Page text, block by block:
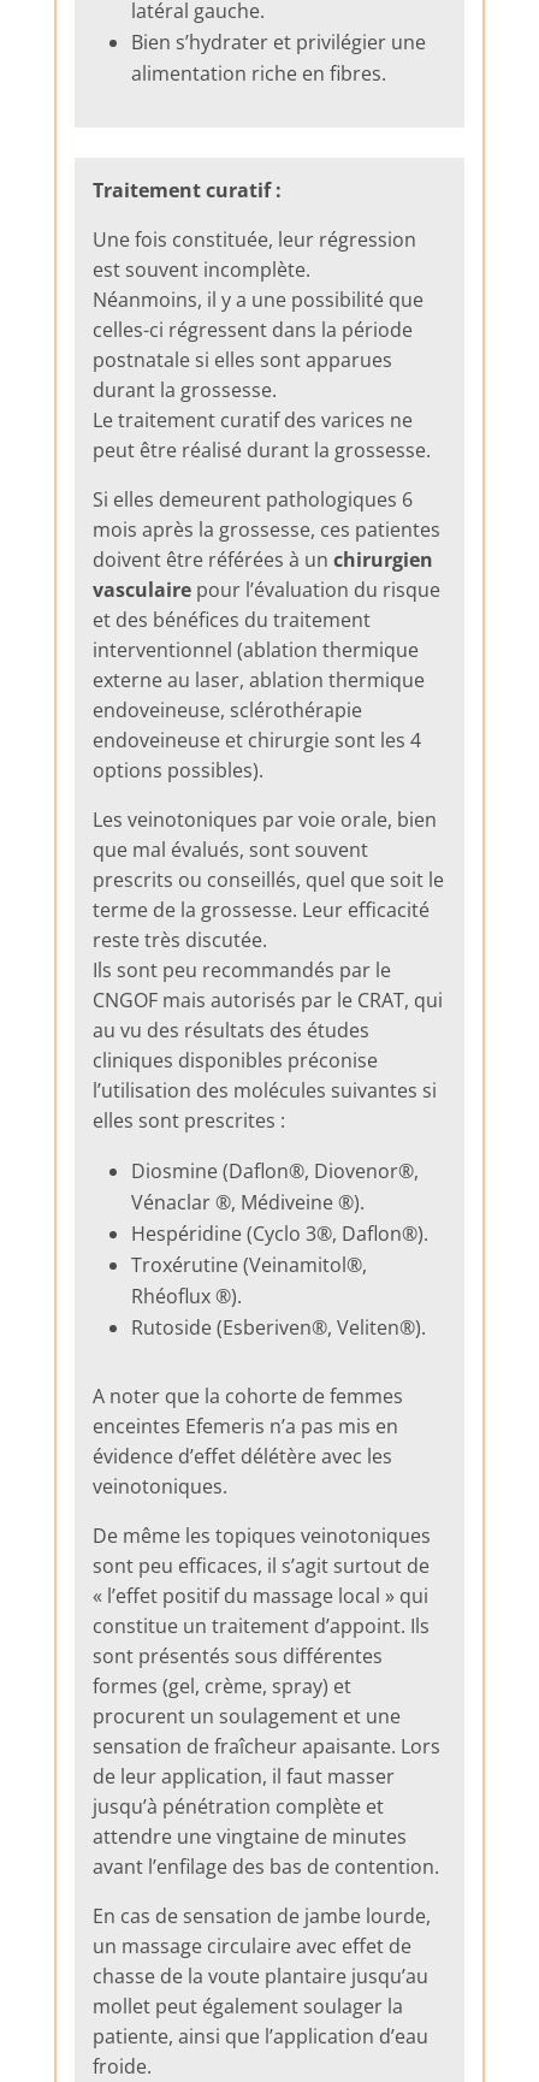
latéral gauche.
Bien s’hydrater et privilégier une
alimentation riche en fibres.
Traitement curatif :
Une fois constituée, leur régression
est souvent incomplète.
Néanmoins, il y a une possibilité que
celles-ci régressent dans la période
postnatale si elles sont apparues
durant la grossesse.
Le traitement curatif des varices ne
peut être réalisé durant la grossesse.
Si elles demeurent pathologiques 6
mois après la grossesse, ces patientes
doivent être référées à un chirurgien
vasculairepour l’évaluation du risque
et des bénéfices du traitement
interventionnel (ablation thermique
externe au laser, ablation thermique
endoveineuse, sclérothérapie
endoveineuse et chirurgie sont les 4
options possibles).
Les veinotoniques par voie orale, bien
que mal évalués, sont souvent
prescrits ou conseillés, quel que soit le
terme de la grossesse. Leur efficacité
reste très discutée.
Ils sont peu recommandés par le
CNGOF mais autorisés par le CRAT, qui
au vu des résultats des études
cliniques disponibles préconise
l’utilisation des molécules suivantes si
elles sont prescrites :
Diosmine (Daflon®, Diovenor®,
Vénaclar ®, Médiveine ®).
Hespéridine (Cyclo 3®, Daflon®).
Troxérutine (Veinamitol®,
Rhéoflux ®).
Rutoside (Esberiven®, Veliten®).
A noter que la cohorte de femmes
enceintes Efemeris n’a pas mis en
évidence d’effet délétère avec les
veinotoniques.
De même les topiques veinotoniques
sont peu efficaces, il s’agit surtout de
« l’effet positif du massage local » qui
constitue un traitement d’appoint. Ils
sont présentés sous différentes
formes (gel, crème, spray) et
procurent un soulagement et une
sensation de fraîcheur apaisante. Lors
de leur application, il faut masser
jusqu’à pénétration complète et
attendre une vingtaine de minutes
avant l’enfilage des bas de contention.
En cas de sensation de jambe lourde,
un massage circulaire avec effet de
chasse de la voute plantaire jusqu’au
mollet peut également soulager la
patiente, ainsi que l’application d’eau
froide.